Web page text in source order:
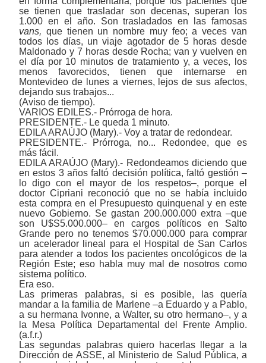
se tienen que trasladar son decenas, superan los
1.000 en el año. Son trasladados en las famosas
vans, que tienen un nombre muy feo; a veces van
todos los días, un viaje agotador de 5 horas desde
Maldonado y 7 horas desde Rocha; van y vuelven en
el día por 10 minutos de tratamiento y, a veces, los
menos favorecidos, tienen que internarse en
Montevideo de lunes a viernes, lejos de sus afectos,
dejando sus trabajos...
(Aviso de tiempo).
VARIOS EDILES.- Prórroga de hora.
PRESIDENTE.- Le queda 1 minuto.
EDILA ARAÚJO (Mary).- Voy a tratar de redondear.
PRESIDENTE.- Prórroga, no... Redondee, que es
más fácil.
EDILA ARAÚJO (Mary).- Redondeamos diciendo que
en estos 3 años faltó decisión política, faltó gestión ‒
lo digo con el mayor de los respetos‒, porque el
doctor Cipriani reconoció que no se había incluido
esta compra en el Presupuesto quinquenal y en este
nuevo Gobierno. Se gastan 200.000.000 extra ‒que
son U$S5.000.000‒ en cargos políticos en Salto
Grande pero no tenemos $70.000.000 para comprar
un acelerador lineal para el Hospital de San Carlos
para atender a todos los pacientes oncológicos de la
Región Este; eso habla muy mal de nosotros como
sistema político.
Era eso.
Las primeras palabras, si es posible, las quería
mandar a la familia de Marlene ‒a Eduardo y a Pablo,
a su hermana Ivonne, a Walter, su otro hermano‒, y a
la Mesa Política Departamental del Frente Amplio.
(a.f.r.)
Las segundas palabras quiero hacerlas llegar a la
Dirección de ASSE, al Ministerio de Salud Pública, a